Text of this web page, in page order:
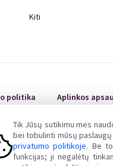
Tik Jūsų sutikimu mes
bei tobulinti mūsų
privatumo politikoje. Be
funkcijas; ji negalėtų
Kiti
politika Aplinkos
ne teisme nagrinėjami Lietuvos
interneto svetainė